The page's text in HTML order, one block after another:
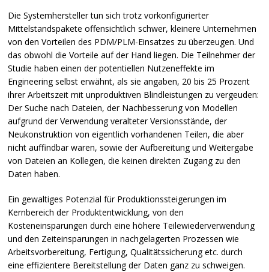
Die Systemhersteller tun sich trotz vorkonfigurierter
Mittelstandspakete offensichtlich schwer, kleinere Unternehmen
von den Vorteilen des PDM/PLM-Einsatzes zu überzeugen. Und
das obwohl die Vorteile auf der Hand liegen. Die Teilnehmer der
Studie haben einen der potentiellen Nutzeneffekte im
Engineering selbst erwähnt, als sie angaben, 20 bis 25 Prozent
ihrer Arbeitszeit mit unproduktiven Blindleistungen zu vergeuden:
Der Suche nach Dateien, der Nachbesserung von Modellen
aufgrund der Verwendung veralteter Versionsstände, der
Neukonstruktion von eigentlich vorhandenen Teilen, die aber
nicht auffindbar waren, sowie der Aufbereitung und Weitergabe
von Dateien an Kollegen, die keinen direkten Zugang zu den
Daten haben.
Ein gewaltiges Potenzial für Produktionssteigerungen im
Kernbereich der Produktentwicklung, von den
Kosteneinsparungen durch eine höhere Teilewiederverwendung
und den Zeiteinsparungen in nachgelagerten Prozessen wie
Arbeitsvorbereitung, Fertigung, Qualitätssicherung etc. durch
eine effizientere Bereitstellung der Daten ganz zu schweigen.